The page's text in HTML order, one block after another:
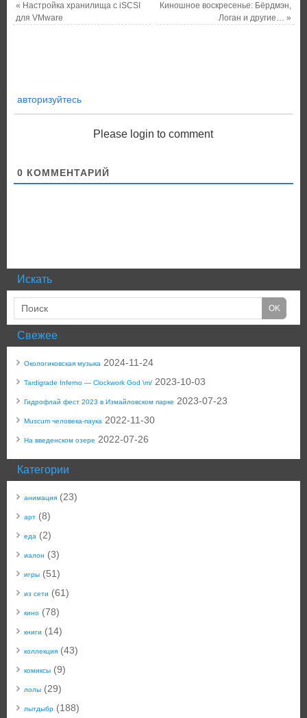
« Настройка хранилища с iSCSI
для VMware
Киношное воскресенье: Бёрдмэн,
Логан и другие…»
авторизуйтесь
Please login to comment
0 КОММЕНТАРИЙ
Искать
Свежее
Окологиковская музыка 2024-11-24
Tardigrade Inferno — Clockwork God \m/ 2023-10-03
Гидрофлай фест 2023 в Измайловском парке 2023-07-23
Muscum человека-паука 2022-11-30
На введенском озере 2022-07-26
Категории
анимация (23)
арт (8)
еда (2)
иалон (3)
игры (51)
из сети (61)
кино (78)
книги (14)
коллекция (43)
комиксы (9)
лолы (29)
лытдыбр (188)